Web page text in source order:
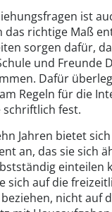
ist
das richtige Maß
sorgen dafür,
und Freunde
Dafür
Regeln für die
fest.
Jahren bietet
an, das sie sich
einteilen
sich auf die
nicht auf